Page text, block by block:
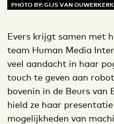
PHOTO BY: GIJS VAN OUWERKERK
Evers krijgt samen met
team Human Media
veel aandacht in haar
touch te geven aan
bovenin in de Beurs van
hield ze haar
mogelijkheden van